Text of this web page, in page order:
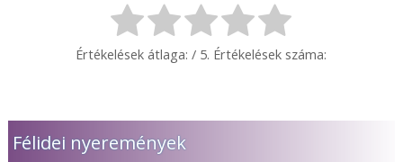
Értékelések átlaga:/ 5. Értékelések száma:
Félidei nyeremények